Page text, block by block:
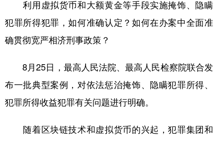
科技 科创 量子 体育
文化 书画 健康
法律 中央文件 金融 汽车
食品 人居 信息化 数字经济
城市 旅游 能源 会展
利用虚拟货币和大额黄金等手段实施掩饰、隐瞒
犯罪所得犯罪，如何准确认定？如何在办案中全面准
确贯彻宽严相济刑事政策？
8月25日，最高人民法院、最高人民检察院联合发
布一批典型案例，对依法惩治掩饰、隐瞒犯罪所得、
犯罪所得收益犯罪有关问题进行明确。
随着区块链技术和虚拟货币的兴起，犯罪集团和